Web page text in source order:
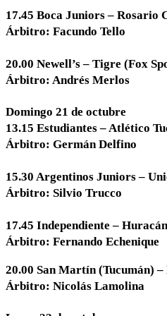
17.45 Boca Juniors – Rosario
Árbitro: Facundo Tello
20.00 Newell’s – Tigre (Fox
Árbitro: Andrés Merlos
Domingo 21 de octubre
13.15 Estudiantes – Atlético
Árbitro: Germán Delfino
15.30 Argentinos Juniors –
Árbitro: Silvio Trucco
17.45 Independiente –
Árbitro: Fernando Echenique
20.00 San Martín (Tucumán)
Árbitro: Nicolás Lamolina